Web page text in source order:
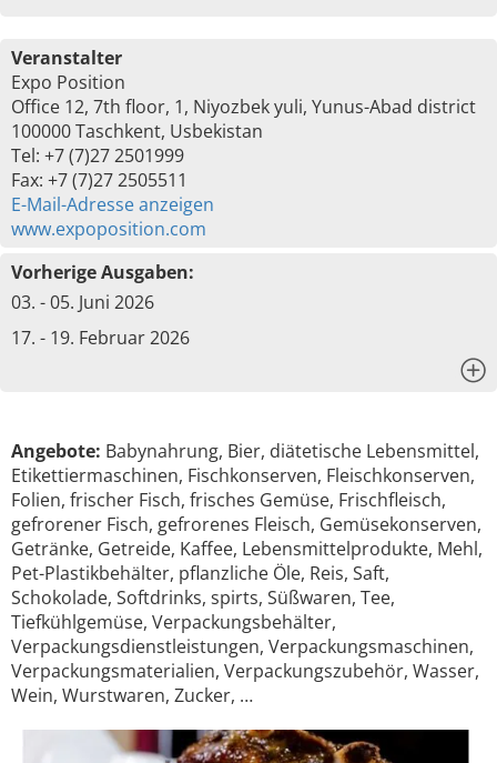
Veranstalter
Expo Position
Office 12, 7th floor, 1, Niyozbek yuli, Yunus-Abad district
100000 Taschkent, Usbekistan
Tel: +7 (7)27 2501999
Fax: +7 (7)27 2505511
E-Mail-Adresse anzeigen
www.expoposition.com
Vorherige Ausgaben:
03. - 05. Juni 2026
17. - 19. Februar 2026
Angebote: Babynahrung, Bier, diätetische Lebensmittel,
Etikettiermaschinen, Fischkonserven, Fleischkonserven,
Folien, frischer Fisch, frisches Gemüse, Frischfleisch,
gefrorener Fisch, gefrorenes Fleisch, Gemüsekonserven,
Getränke, Getreide, Kaffee, Lebensmittelprodukte, Mehl,
Pet-Plastikbehälter, pflanzliche Öle, Reis, Saft,
Schokolade, Softdrinks, spirts, Süßwaren, Tee,
Tiefkühlgemüse, Verpackungsbehälter,
Verpackungsdienstleistungen, Verpackungsmaschinen,
Verpackungsmaterialien, Verpackungszubehör, Wasser,
Wein, Wurstwaren, Zucker, …